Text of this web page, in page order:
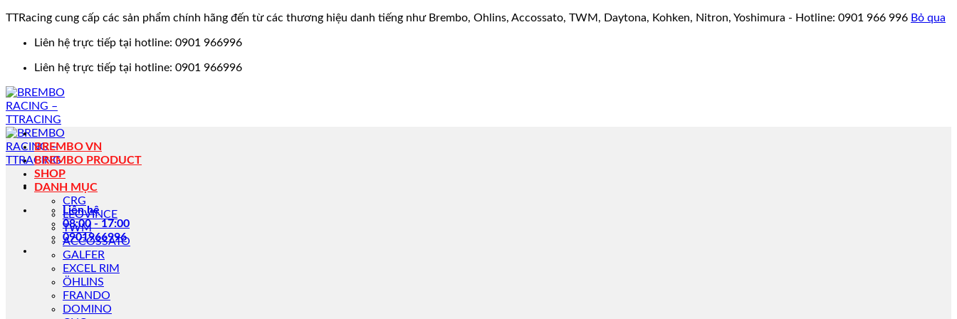
TTRacing cung cấp các sản phẩm chính hãng đến từ các thương hiệu danh tiếng như Brembo, Ohlins, Accossato, TWM, Daytona, Kohken, Nitron, Yoshimura - Hotline: 0901 966 996 Bỏ qua
Liên hệ trực tiếp tại hotline: 0901 966996
Liên hệ trực tiếp tại hotline: 0901 966996
Liên hệ
08:00 - 17:00
0901966996
BREMBO VN
BREMBO PRODUCT
SHOP
DANH MỤC
CRG
LEOVINCE
TWM
ACCOSSATO
GALFER
EXCEL RIM
ÖHLINS
FRANDO
DOMINO